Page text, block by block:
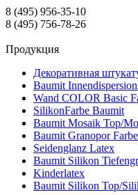
8 (495) 956-35-10
8 (495) 756-78-26
Продукция
Декоративная
Baumit
Wand COLOR Basic
SilikonFarbe Baumit
Baumit Mosaik Top/
Baumit Granopor Farbe
Seidenglanz Latex
Baumit Silikon
Kinderlatex
Baumit Silikon Top/